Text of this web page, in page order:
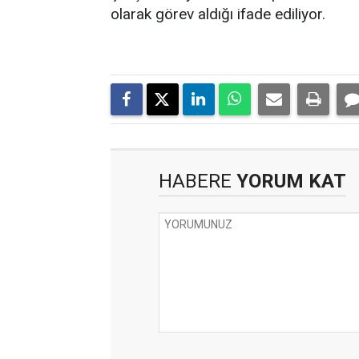
olarak görev aldığı ifade ediliyor.
HABERE YORUM KAT